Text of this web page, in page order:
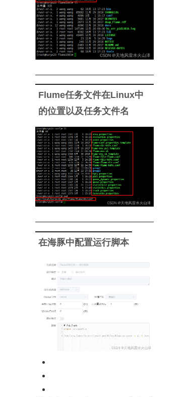
Flume任务文件在Linux中
的位置以及任务文件名
在海豚中配置运行脚本